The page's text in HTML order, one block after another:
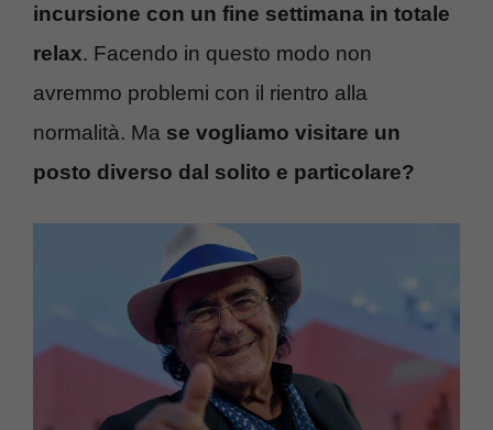
incursione con un fine settimana in totale
relax. Facendo in questo modo non
avremmo problemi con il rientro alla
normalità. Ma se vogliamo visitare un
posto diverso dal solito e particolare?